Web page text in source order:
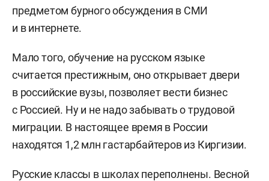
предметом бурного обсуждения в СМИ
и в интернете.
Мало того, обучение на русском языке
считается престижным, оно открывает двери
в российские вузы, позволяет вести бизнес
с Россией. Ну и не надо забывать о трудовой
миграции. В настоящее время в России
находятся 1,2 млн гастарбайтеров из Киргизии.
Русские классы в школах переполнены. Весной